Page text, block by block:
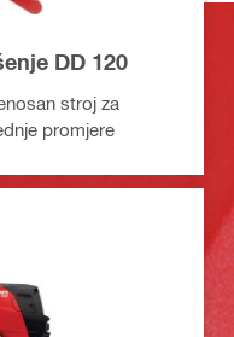
DD 120
stroj za
promjere